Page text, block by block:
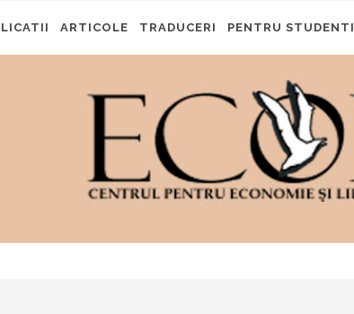
ARTICOLE TRADUCERI PENTRU STUDENTI